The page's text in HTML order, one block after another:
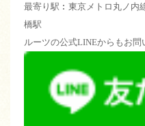
最寄り駅︰東京メトロ丸ノ内
橋駅
ルーツの公式LINEからもお問